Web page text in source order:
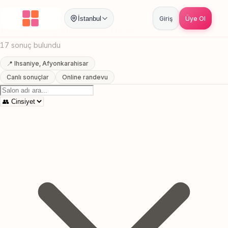
İstanbul Giriş Üye Ol
Anasayfa / Afyonkarahisar Ihsaniye
Ihsaniye, Afyonkarahisar Balyaj
17 sonuç bulundu
📍 Ihsaniye, Afyonkarahisar
Canlı sonuçlar
Online randevu